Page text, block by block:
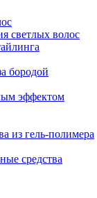
светлых волос
бородой
эффектом
из гель-полимера
средства